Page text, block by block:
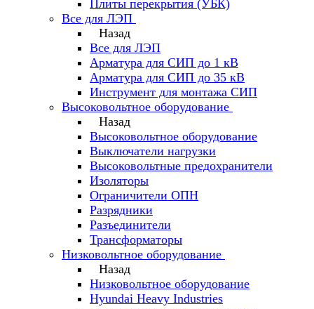
Плиты перекрытия (УБК)
Все для ЛЭП
Назад
Все для ЛЭП
Арматура для СИП до 1 кВ
Арматура для СИП до 35 кВ
Инструмент для монтажа СИП
Высоковольтное оборудование
Назад
Высоковольтное оборудование
Выключатели нагрузки
Высоковольтные предохранители
Изоляторы
Ограничители ОПН
Разрядники
Разъединители
Трансформаторы
Низковольтное оборудование
Назад
Низковольтное оборудование
Hyundai Heavy Industries